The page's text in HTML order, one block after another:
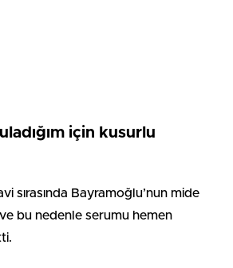
için kusurlu
sırasında Bayramoğlu’nun mide
ve bu nedenle serumu hemen